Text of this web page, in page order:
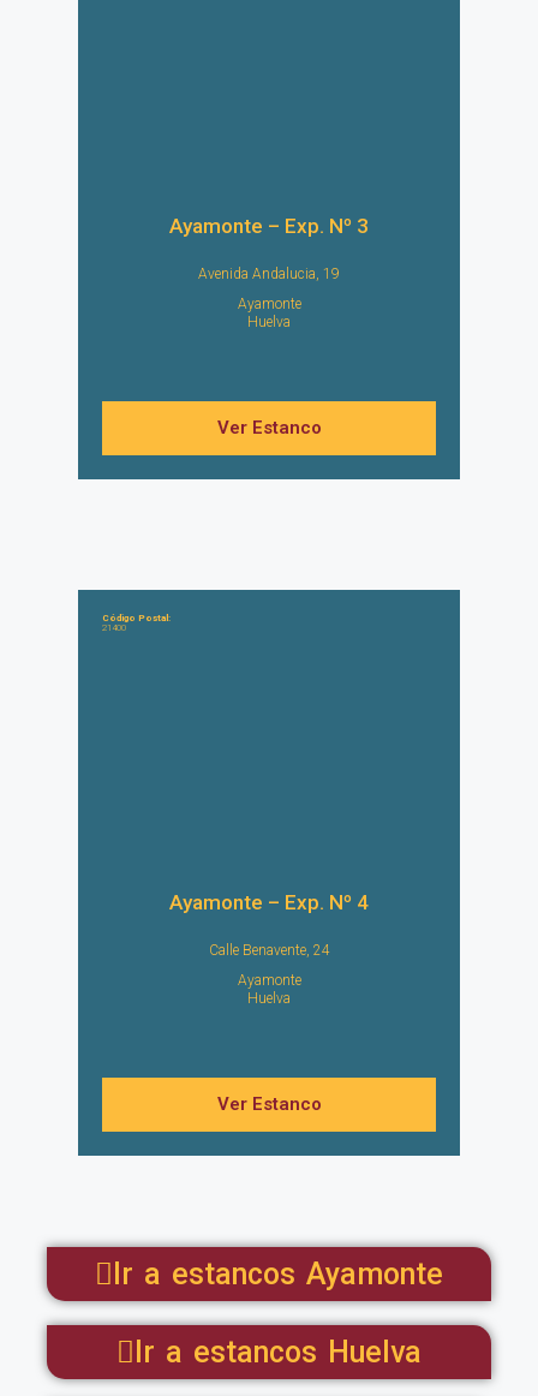
Ayamonte – Exp. Nº 3
Avenida Andalucia, 19
Ayamonte
Huelva
Ver Estanco
Código Postal:
21400
Ayamonte – Exp. Nº 4
Calle Benavente, 24
Ayamonte
Huelva
Ver Estanco
Ir a estancos Ayamonte
Ir a estancos Huelva